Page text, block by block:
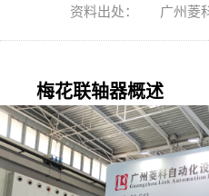
资料出处： 广州菱
梅花联轴器概述